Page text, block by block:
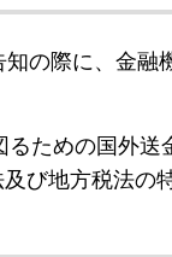
の際に、金融
るための国外送
び地方税法の